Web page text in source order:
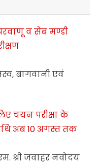
व सेब मण्डी
बागवानी एवं
चयन परीक्षा के
अब 10 अगस्त तक
श्री जवाहर नवोदय